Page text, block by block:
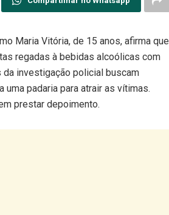
Maria Vitória, de 15 anos, afirma que
regadas à bebidas alcoólicas com
investigação policial buscam
padaria para atrair as vítimas.
prestar depoimento.